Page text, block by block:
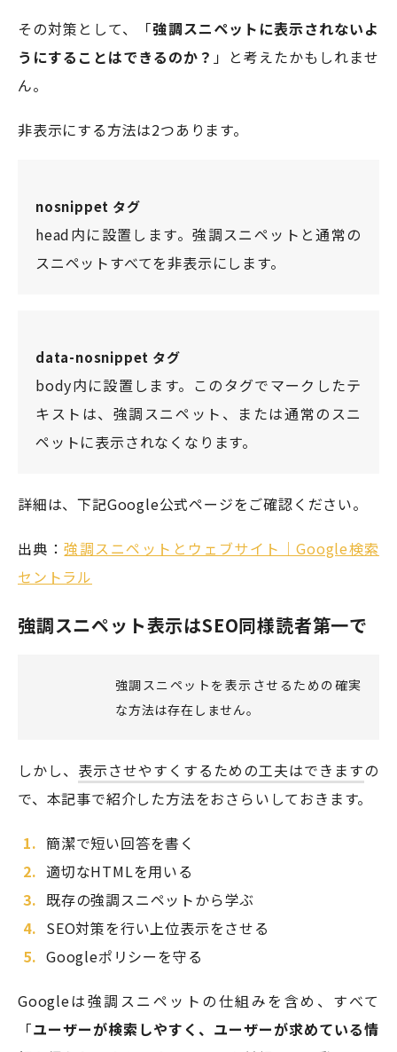
その対策として、「強調スニペットに表示されないよ
うにすることはできるのか？ 」と考えたかもしれませ
ん。
非表示にする方法は2つあります。
nosnippet タグ
head内に設置します。強調スニペットと通常の
スニペットすべてを非表示にします。
data-nosnippet タグ
body内に設置します。このタグでマークしたテ
キストは、強調スニペット、または通常のスニ
ペットに表示されなくなります。
詳細は、下記Google公式ページをご確認ください。
出典：強調スニペットとウェブサイト｜Google検索
セントラル
強調スニペット表示はSEO同様読者第一で
強調スニペットを表示させるための確実
な方法は存在しません。
しかし、 表示させやすくするための工夫はできますの
で、本記事で紹介した方法をおさらいしておきます。
簡潔で短い回答を書く
適切なHTMLを用いる
既存の強調スニペットから学ぶ
SEO対策を行い上位表示をさせる
Googleポリシーを守る
Googleは強調スニペットの仕組みを含め、すべて
「ユーザーが検索しやすく、ユーザーが求めている情